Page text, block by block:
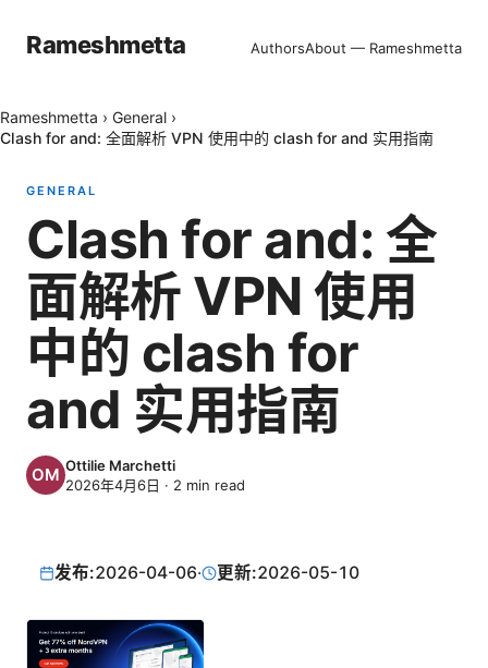
Rameshmetta AuthorsAbout — Rameshmetta
Rameshmetta › General ›
Clash for and: 全面解析 VPN 使用中的 clash for and 实用指南
GENERAL
Clash for and: 全
面解析 VPN 使用
中的 clash for
and 实用指南
Ottilie Marchetti
2026年4月6日 · 2 min read
发布:2026-04-06· 更新:2026-05-10